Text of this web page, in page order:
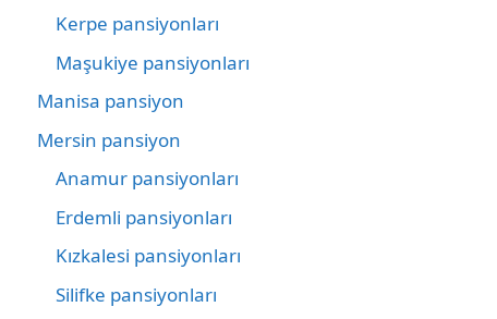
Kerpe pansiyonları
Maşukiye pansiyonları
Manisa pansiyon
Mersin pansiyon
Anamur pansiyonları
Erdemli pansiyonları
Kızkalesi pansiyonları
Silifke pansiyonları